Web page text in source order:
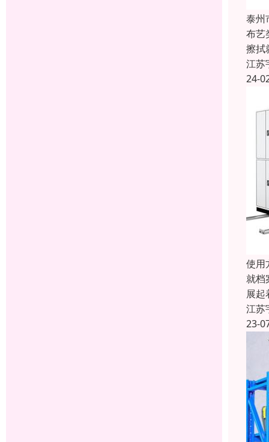
泰州
布艺
擦拭
江苏
24-
使用
就档
展起
江苏
23-